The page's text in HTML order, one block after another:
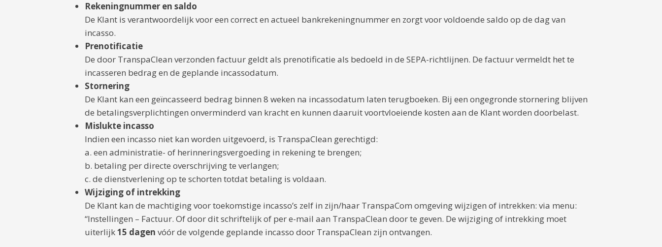
Rekeningnummer en saldo
De Klant is verantwoordelijk voor een correct en actueel bankrekeningnummer en zorgt voor voldoende saldo op de dag van
incasso.
Prenotificatie
De door TranspaClean verzonden factuur geldt als prenotificatie als bedoeld in de SEPA-richtlijnen. De factuur vermeldt het te
incasseren bedrag en de geplande incassodatum.
Stornering
De Klant kan een geïncasseerd bedrag binnen 8 weken na incassodatum laten terugboeken. Bij een ongegronde stornering blijven
de betalingsverplichtingen onverminderd van kracht en kunnen daaruit voortvloeiende kosten aan de Klant worden doorbelast.
Mislukte incasso
Indien een incasso niet kan worden uitgevoerd, is TranspaClean gerechtigd:
a. een administratie- of herinneringsvergoeding in rekening te brengen;
b. betaling per directe overschrijving te verlangen;
c. de dienstverlening op te schorten totdat betaling is voldaan.
Wijziging of intrekking
De Klant kan de machtiging voor toekomstige incasso’s zelf in zijn/haar TranspaCom omgeving wijzigen of intrekken: via menu:
“Instellingen – Factuur. Of door dit schriftelijk of per e-mail aan TranspaClean door te geven. De wijziging of intrekking moet
uiterlijk15 dagen vóór de volgende geplande incasso door TranspaClean zijn ontvangen.